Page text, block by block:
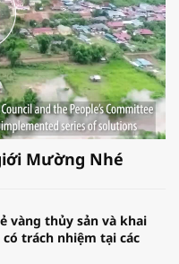
Mường Nhé
vàng thủy sản và khai
có trách nhiệm tại các